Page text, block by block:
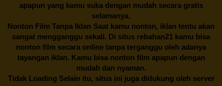
apapun yang kamu suka dengan mudah secara gratis
selamanya.
Nonton Film Tanpa Iklan Saat kamu nonton, iklan tentu akan
sangat mengganggu sekali. Di situs rebahan21 kamu bisa
nonton film secara online tanpa terganggu oleh adanya
tayangan iklan. Kamu bisa nonton film apapun dengan
mudah dan nyaman.
Tidak Loading Selain itu, situs ini juga didukung oleh server